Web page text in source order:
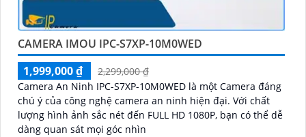
CAMERA IMOU IPC-S7XP-10M0WED
1,999,000 ₫
2,299,000 ₫
Camera An Ninh IPC-S7XP-10M0WED là một Camera đáng
chú ý của công nghệ camera an ninh hiện đại. Với chất
lượng hình ảnh sắc nét đến FULL HD 1080P, bạn có thể dễ
dàng quan sát mọi góc nhìn